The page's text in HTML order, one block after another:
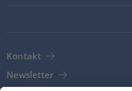
Kontakt
Newsletter